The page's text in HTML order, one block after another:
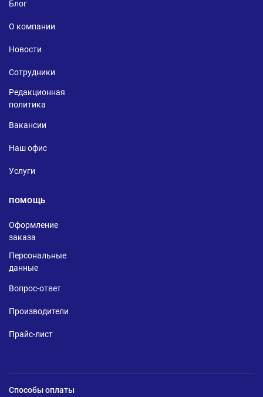
Блог
О компании
Новости
Сотрудники
Редакционная
политика
Вакансии
Наш офис
Услуги
ПОМОЩЬ
Оформление
заказа
Персональные
данные
Вопрос-ответ
Производители
Прайс-лист
Способы оплаты